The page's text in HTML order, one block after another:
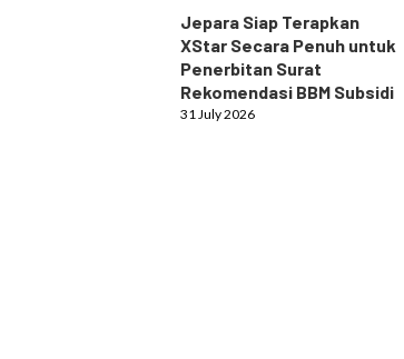
Jepara Siap Terapkan
XStar Secara Penuh untuk
Penerbitan Surat
Rekomendasi BBM Subsidi
31 July 2026